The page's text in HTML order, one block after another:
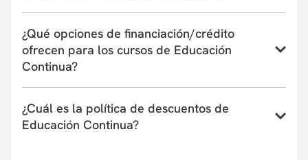
un Recibo de Pago Referenciado aquí
¿Qué opciones de financiación/crédito
ofrecen para los cursos de Educación
Continua?
entidades financieras que ofrecen financiación de
uno a seis meses. Estas entidades pueden cubrir
¿Cuál es la política de descuentos de
Educación Continua?